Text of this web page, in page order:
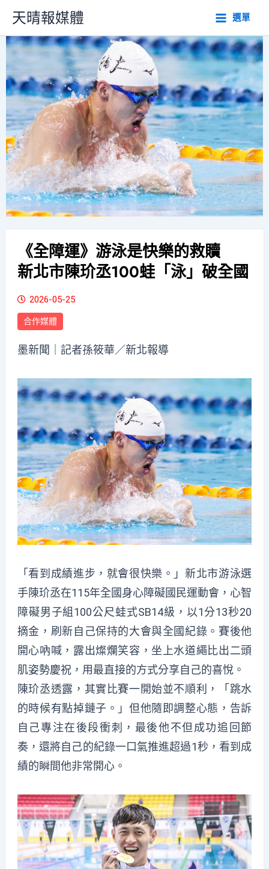
主
要
內
容
天晴報媒體 選單
《全障運》游泳是快樂的救贖
新北市陳玠丞100蛙「泳」破全國
2026-05-25
合作媒體
墨新聞 ｜記者孫筱華／新北報導
「看到成績進步，就會很快樂。」新北市游泳選
手陳玠丞在115年全國身心障礙國民運動會，心智
障礙男子組100公尺蛙式SB14級，以1分13秒20
摘金，刷新自己保持的大會與全國紀錄。賽後他
開心吶喊，露出燦爛笑容，坐上水道繩比出二頭
肌姿勢慶祝，用最直接的方式分享自己的喜悅。
陳玠丞透露，其實比賽一開始並不順利，「跳水
的時候有點掉鏈子。」但他隨即調整心態，告訴
自己專注在後段衝刺，最後他不但成功追回節
奏，還將自己的紀錄一口氣推進超過1秒，看到成
績的瞬間他非常開心。